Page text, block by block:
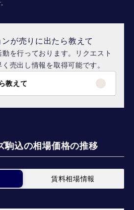
が売りに出たら教えて
を行っております。リクエスト
売出し情報を取得可能です。
教えて
駒込の相場価格の推移
賃料相場情報